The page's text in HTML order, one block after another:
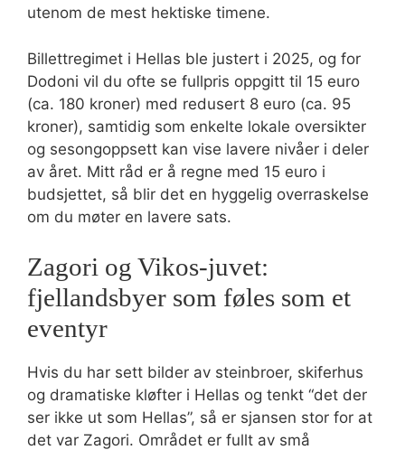
utenom de mest hektiske timene.
Billettregimet i Hellas ble justert i 2025, og for
Dodoni vil du ofte se fullpris oppgitt til 15 euro
(ca. 180 kroner) med redusert 8 euro (ca. 95
kroner), samtidig som enkelte lokale oversikter
og sesongoppsett kan vise lavere nivåer i deler
av året. Mitt råd er å regne med 15 euro i
budsjettet, så blir det en hyggelig overraskelse
om du møter en lavere sats.
Zagori og Vikos-juvet:
fjellandsbyer som føles som et
eventyr
Hvis du har sett bilder av steinbroer, skiferhus
og dramatiske kløfter i Hellas og tenkt “det der
ser ikke ut som Hellas”, så er sjansen stor for at
det var Zagori. Området er fullt av små